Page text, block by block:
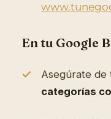
En tu Google
Asegúrate de
categorías